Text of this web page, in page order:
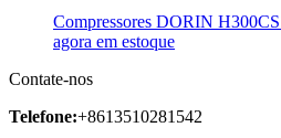
Compressores DORIN
agora em estoque
Contate-nos
Telefone:+8613510281542